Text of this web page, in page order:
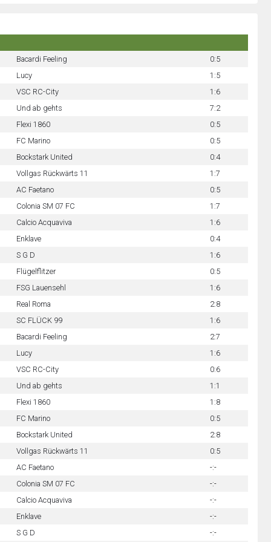
Bacardi Feeling
0:5
Lucy
1:5
VSC RC-City
1:6
Und ab gehts
7:2
Flexi 1860
0:5
FC Marino
0:5
Bockstark United
0:4
Vollgas Rückwärts 11
1:7
AC Faetano
0:5
Colonia SM 07 FC
1:7
Calcio Acquaviva
1:6
Enklave
0:4
S G D
1:6
Flügelflitzer
0:5
FSG Lauensehl
1:6
Real Roma
2:8
SC FLÜCK 99
1:6
Bacardi Feeling
2:7
Lucy
1:6
VSC RC-City
0:6
Und ab gehts
1:1
Flexi 1860
1:8
FC Marino
0:5
Bockstark United
2:8
Vollgas Rückwärts 11
0:5
AC Faetano
-:-
Colonia SM 07 FC
-:-
Calcio Acquaviva
-:-
Enklave
-:-
S G D
-:-